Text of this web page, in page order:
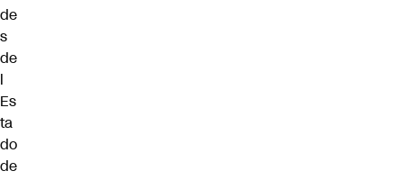
de
s
de
l
Es
ta
do
de